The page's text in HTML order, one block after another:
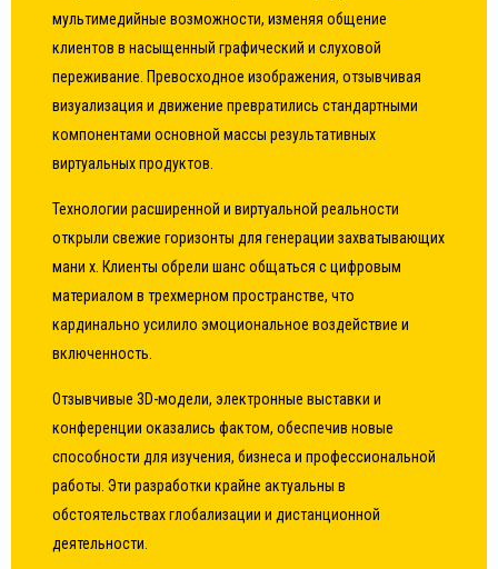
мультимедийные возможности, изменяя общение
клиентов в насыщенный графический и слуховой
переживание. Превосходное изображения, отзывчивая
визуализация и движение превратились стандартными
компонентами основной массы результативных
виртуальных продуктов.
Технологии расширенной и виртуальной реальности
открыли свежие горизонты для генерации захватывающих
мани х. Клиенты обрели шанс общаться с цифровым
материалом в трехмерном пространстве, что
кардинально усилило эмоциональное воздействие и
включенность.
Отзывчивые 3D-модели, электронные выставки и
конференции оказались фактом, обеспечив новые
способности для изучения, бизнеса и профессиональной
работы. Эти разработки крайне актуальны в
обстоятельствах глобализации и дистанционной
деятельности.